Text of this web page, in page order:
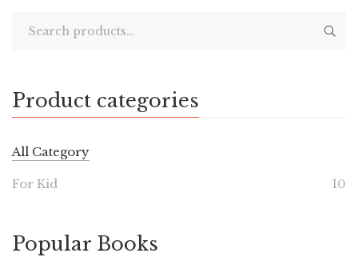
Product categories
All Category
For Kid 10
Popular Books